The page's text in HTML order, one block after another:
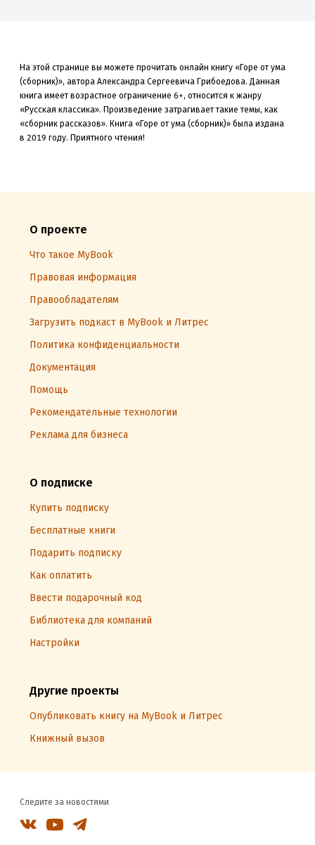
На этой странице вы можете прочитать онлайн книгу «Горе от ума
(сборник)», автора Александра Сергеевича Грибоедова. Данная
книга имеет возрастное ограничение 6+, относится к жанру
«Русская классика». Произведение затрагивает такие темы, как
«сборник рассказов». Книга «Горе от ума (сборник)» была издана
в 2019 году. Приятного чтения!
О проекте
Что такое MyBook
Правовая информация
Правообладателям
Загрузить подкаст в MyBook и Литрес
Политика конфиденциальности
Документация
Помощь
Рекомендательные технологии
Реклама для бизнеса
О подписке
Купить подписку
Бесплатные книги
Подарить подписку
Как оплатить
Ввести подарочный код
Библиотека для компаний
Настройки
Другие проекты
Опубликовать книгу на MyBook и Литрес
Книжный вызов
Следите за новостями